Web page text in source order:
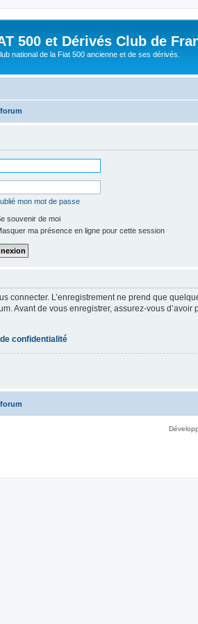
500 et Dérivés Club de
national de la Fiat 500 ancienne et de ses dérivés.
mon mot de passe
souvenir de moi
ma présence en ligne pour cette session
connecter. L’enregistrement ne prend que
Avant de vous enregistrer, assurez-vous
confidentialité